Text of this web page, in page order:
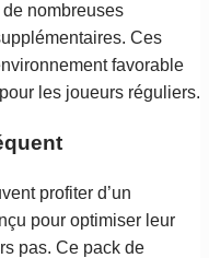
nombreuses
Ces
favorable
les joueurs réguliers.
profiter d’un
pour optimiser leur
pas. Ce pack de